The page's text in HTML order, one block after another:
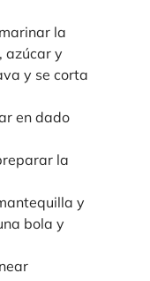
la
azúcar y
y se corta
en dado
la
y
bola y